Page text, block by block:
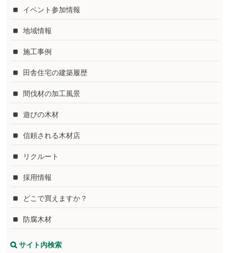
イベント参加情報
地域情報
施工事例
田舎住宅の建築履歴
間伐材の加工風景
遊びの木材
信頼される木材店
リクルート
採用情報
どこで買えますか？
防腐木材
サイト内検索